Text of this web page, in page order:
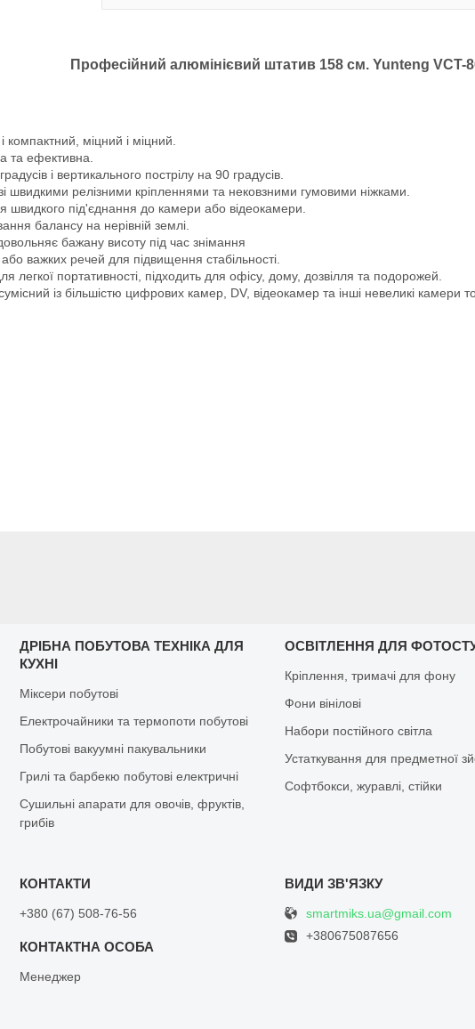
Професійний алюмінієвий штатив 158 см. Yunteng VCT-
компактний, міцний і міцний.
та ефективна.
і вертикального пострілу на 90 градусів.
зі швидкими релізними кріпленнями та нековзними гумовими ніжками.
швидкого під'єднання до камери або відеокамери.
балансу на нерівній землі.
бажану висоту під час знімання
важких речей для підвищення стабільності.
портативності, підходить для офісу, дому, дозвілля та подорожей.
із більшістю цифрових камер, DV, відеокамер та інші невеликі камери
ДРІБНА ПОБУТОВА ТЕХНІКА ДЛЯ
КУХНІ
Міксери побутові
Електрочайники та термопоти побутові
Побутові вакуумні пакувальники
Грилі та барбекю побутові електричні
Сушильні апарати для овочів, фруктів,
грибів
ОСВІТЛЕННЯ ДЛЯ
Кріплення, тримачі для фону
Фони вінілові
Набори постійного світла
Устаткування для предметної
Софтбокси, журавлі, стійки
+380 (67) 508-76-56
Менеджер
smartmiks.ua@gmail.com
+380675087656